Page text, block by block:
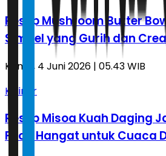
Resep Mushroom Butter
Simpel yang Gurih dan
Kamis, 4 Juni 2026 | 05.43 WIB
Kuliner
Resep Misoa Kuah Daging
Food Hangat untuk Cuaca